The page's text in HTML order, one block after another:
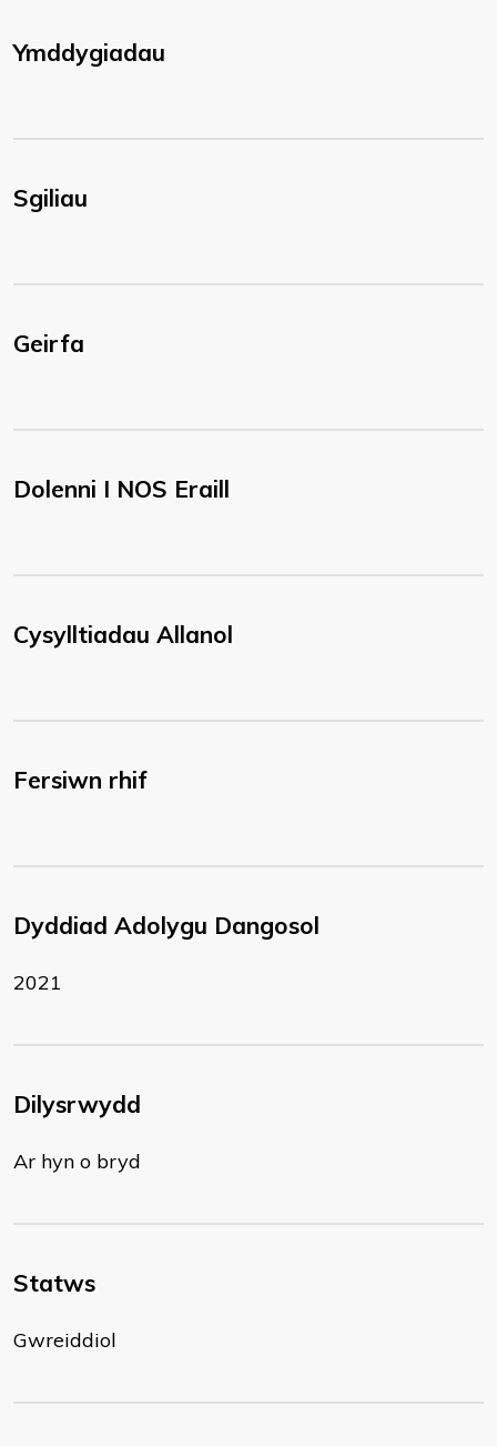
Ymddygiadau
Sgiliau
Geirfa
Dolenni I NOS Eraill
Cysylltiadau Allanol
Fersiwn rhif
Dyddiad Adolygu Dangosol
2021
Dilysrwydd
Ar hyn o bryd
Statws
Gwreiddiol